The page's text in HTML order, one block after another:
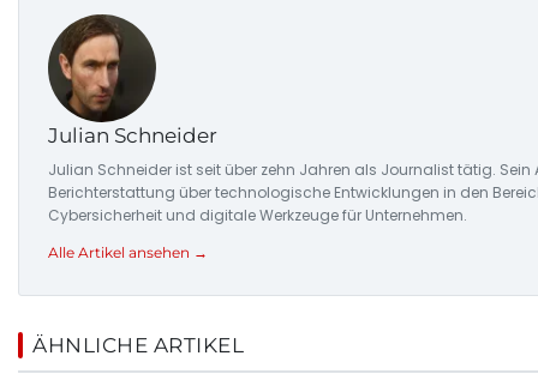
Julian Schneider
Julian Schneider ist seit über zehn Jahren als Journalist tätig.
Berichterstattung über technologische Entwicklungen in den
Cybersicherheit und digitale Werkzeuge für Unternehmen.
Alle Artikel ansehen →
ÄHNLICHE ARTIKEL